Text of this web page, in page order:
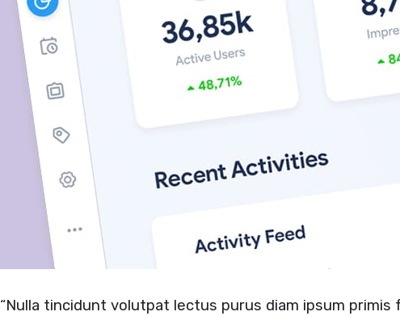
“Nulla tincidunt volutpat lectus purus diam ipsum